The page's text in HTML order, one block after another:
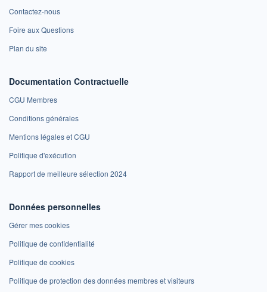
Contactez-nous
Foire aux Questions
Plan du site
Documentation Contractuelle
CGU Membres
Conditions générales
Mentions légales et CGU
Politique d'exécution
Rapport de meilleure sélection 2024
Données personnelles
Gérer mes cookies
Politique de confidentialité
Politique de cookies
Politique de protection des données membres et visiteurs